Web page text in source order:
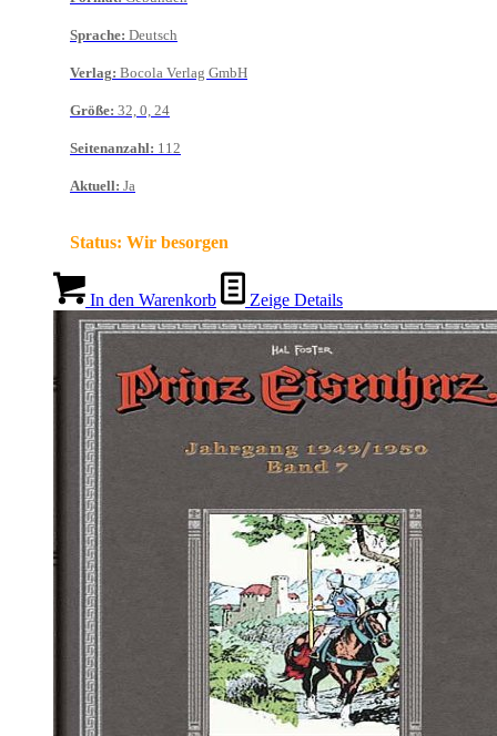
Sprache: Deutsch
Verlag: Bocola Verlag GmbH
Größe: 32, 0, 24
Seitenanzahl: 112
Aktuell: Ja
Status: Wir besorgen
In den Warenkorb Zeige Details